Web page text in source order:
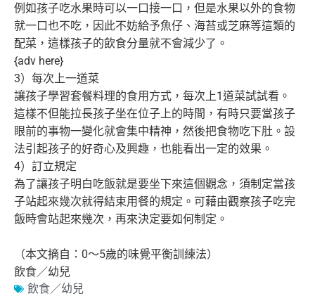
例如孩子吃水果時可以一口接一口， 但是水果以外的食物
就一口也不吃，因此不妨給予魚仔、 海苔或芝麻等這類的
配菜，這樣孩子的飲食分量就不會減少了。
{adv here}
3）每次上一道菜
讓孩子學習套餐料理的食用方式，每次上1道菜試試看。
這樣不但能拉長孩子坐在位子上的時間， 有時只要當孩子
眼前的事物一變化就會集中精神， 然後把食物吃下肚。設
法引起孩子的好奇心及興趣， 也能看出一定的效果。
4）訂立規定
為了讓孩子明白吃飯就是要坐下來這個觀念， 須制定當孩
子站起來幾次就得結束用餐的規定。 可藉由觀察孩子吃完
飯時會站起來幾次，再來決定要如何制定。
（本文摘自：0～5歲的味覺平衡訓練法）
飲食／幼兒
飲食／幼兒